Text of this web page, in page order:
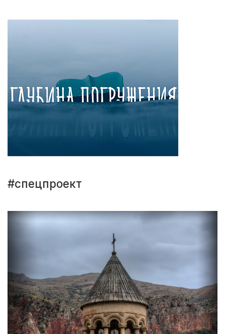
#спецпроект